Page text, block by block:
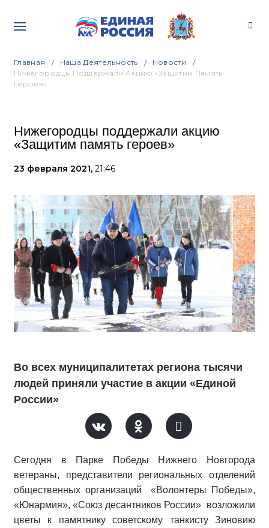
Главная Наша Деятельность
Новости
Нижегородцы Поддержали Акцию «Защитим Память
Героев»
Нижегородцы поддержали акцию
«Защитим память героев»
23 февраля 2021, 21:46
Во всех муниципалитетах региона тысячи
людей приняли участие в акции «Единой
России»
Сегодня в Парке Победы Нижнего Новгорода
ветераны, представители региональных отделений
общественных организаций
«Волонтеры Победы»,
«Юнармия», «Союз десантников России» возложили
цветы к памятнику советскому танкисту Зиновию